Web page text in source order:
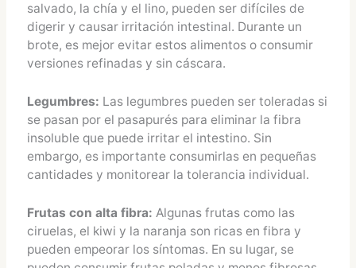
salvado, la chía y el lino, pueden ser difíciles de
digerir y causar irritación intestinal. Durante un
brote, es mejor evitar estos alimentos o consumir
versiones refinadas y sin cáscara.
Legumbres: Las legumbres pueden ser toleradas si
se pasan por el pasapurés para eliminar la fibra
insoluble que puede irritar el intestino. Sin
embargo, es importante consumirlas en pequeñas
cantidades y monitorear la tolerancia individual.
Frutas con alta fibra: Algunas frutas como las
ciruelas, el kiwi y la naranja son ricas en fibra y
pueden empeorar los síntomas. En su lugar, se